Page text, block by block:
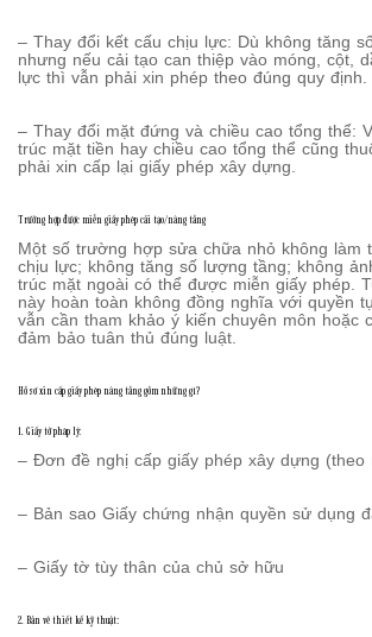
– Thay đổi kết cấu chịu lực: Dù không tăng
nhưng nếu cải tạo can thiệp vào móng, cột,
lực thì vẫn phải xin phép theo đúng quy định.
– Thay đổi mặt đứng và chiều cao tổng thể:
trúc mặt tiền hay chiều cao tổng thể cũng
phải xin cấp lại giấy phép xây dựng.
Trường hợp được miễn giấy phép cải tạo/nâng tầng
Một số trường hợp sửa chữa nhỏ không làm
chịu lực; không tăng số lượng tầng; không
trúc mặt ngoài có thể được miễn giấy phép.
này hoàn toàn không đồng nghĩa với quyền
vẫn cần tham khảo ý kiến chuyên môn hoặc
đảm bảo tuân thủ đúng luật.
Hồ sơ xin cấp giấy phép nâng tầng gồm những gì?
1. Giấy tờ pháp lý:
– Đơn đề nghị cấp giấy phép xây dựng (theo
– Bản sao Giấy chứng nhận quyền sử dụng
– Giấy tờ tùy thân của chủ sở hữu
2. Bản vẽ thiết kế kỹ thuật: